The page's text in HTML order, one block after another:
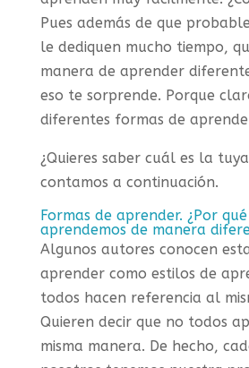
Pues además de que
le dediquen mucho tiempo,
manera de aprender
eso te sorprende. Porque
diferentes formas de
¿Quieres saber cuál es la
contamos a continuación.
Formas de aprender. ¿Por
aprendemos de manera
Algunos autores conocen
aprender como estilos de
todos hacen referencia al
Quieren decir que no todos
misma manera. De hecho,